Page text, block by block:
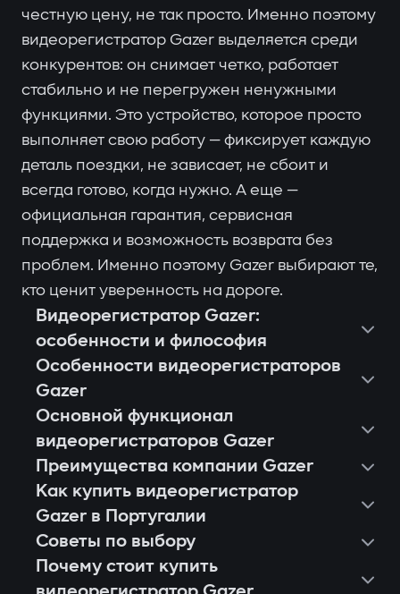
честную цену, не так просто. Именно поэтому
видеорегистратор Gazer выделяется среди
конкурентов: он снимает четко, работает
стабильно и не перегружен ненужными
функциями. Это устройство, которое просто
выполняет свою работу — фиксирует каждую
деталь поездки, не зависает, не сбоит и
всегда готово, когда нужно. А еще —
официальная гарантия, сервисная
поддержка и возможность возврата без
проблем. Именно поэтому Gazer выбирают те,
кто ценит уверенность на дороге.
Видеорегистратор Gazer:
особенности и философия
Особенности видеорегистраторов
Gazer
Основной функционал
видеорегистраторов Gazer
Преимущества компании Gazer
Как купить видеорегистратор
Gazer в Португалии
Советы по выбору
Почему стоит купить